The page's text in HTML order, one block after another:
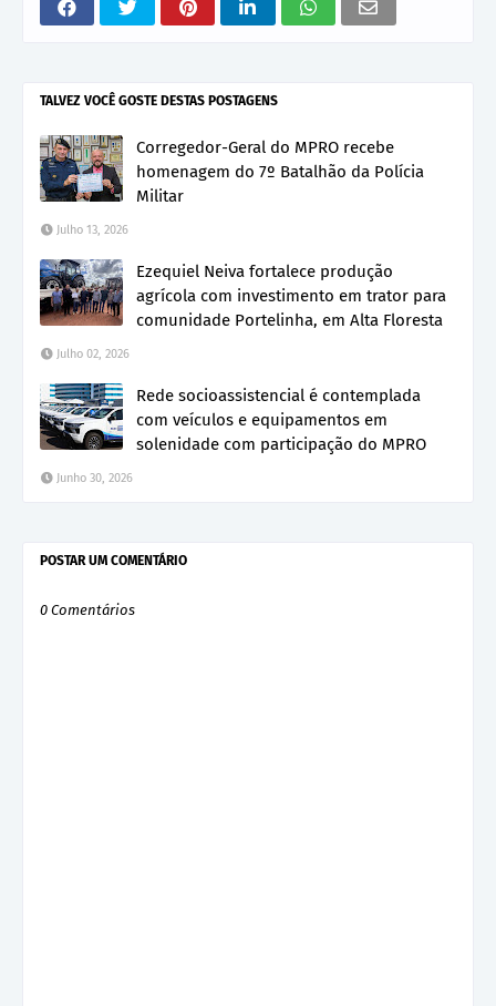
TALVEZ VOCÊ GOSTE DESTAS POSTAGENS
Corregedor-Geral do MPRO recebe
homenagem do 7º Batalhão da Polícia
Militar
Julho 13, 2026
Ezequiel Neiva fortalece produção
agrícola com investimento em trator para
comunidade Portelinha, em Alta Floresta
Julho 02, 2026
Rede socioassistencial é contemplada
com veículos e equipamentos em
solenidade com participação do MPRO
Junho 30, 2026
POSTAR UM COMENTÁRIO
0 Comentários